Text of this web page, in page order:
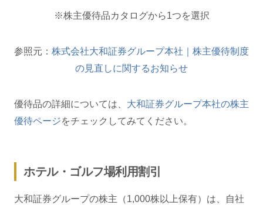
※株主優待品カタログから1つを選択
参照元： 株式会社大和証券グループ本社｜株主優待制度
の見直しに関するお知らせ
優待品の詳細については、 大和証券グループ本社の株主
優待ページをチェックしてみてください。
ホテル・ゴルフ場利用割引
大和証券グループの株主（1,000株以上保有）は、自社